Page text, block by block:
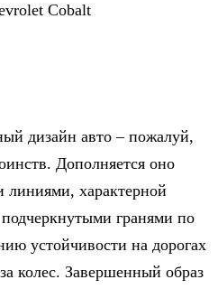
Cobalt
дизайн авто – пожалуй,
Дополняется оно
линиями, характерной
гранями по
устойчивости на дорогах
колес. Завершенный образ